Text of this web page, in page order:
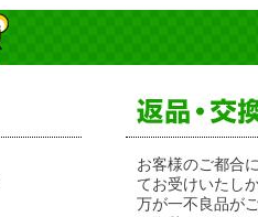
お客様のご都合
てお受けいたし
万が一不良品が